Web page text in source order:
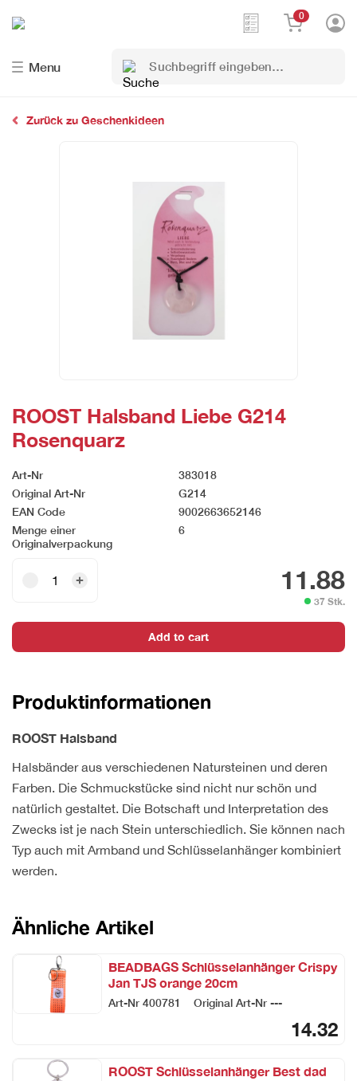
Menu
Suchbegriff
eingeben…
0
Zurück zu Geschenkideen
ROOST Halsband Liebe G214
Rosenquarz
Art-Nr
383018
Original Art-Nr
G214
EAN Code
9002663652146
Menge einer
Originalverpackung
6
11.88
37 Stk.
Halsband
G214
Rosenquarz
Add to cart
Produktinformationen
ROOST Halsband
Halsbänder aus verschiedenen Natursteinen und deren
Farben. Die Schmuckstücke sind nicht nur schön und
natürlich gestaltet. Die Botschaft und Interpretation des
Zwecks ist je nach Stein unterschiedlich. Sie können nach
Typ auch mit Armband und Schlüsselanhänger kombiniert
werden.
Ähnliche Artikel
BEADBAGS Schlüsselanhänger Crispy
Jan TJS orange 20cm
Art-Nr 400781 Original Art-Nr ---
14.32
ROOST Schlüsselanhänger Best dad